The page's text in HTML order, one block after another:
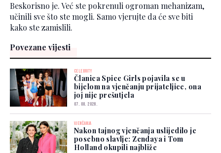
Beskorisno je. Već ste pokrenuli ogroman mehanizam,
učinili sve što ste mogli. Samo vjerujte da će sve biti
kako ste zamislili.
Povezane vijesti
CELEBRITY
Članica Spice Girls pojavila se u
bijelom na vjenčanju prijateljice, ona
joj nije prešutjela
07. 08. 2026.
VJENČANJA
Nakon tajnog vjenčanja uslijedilo je
posebno slavlje: Zendaya i Tom
Holland okupili najbliže